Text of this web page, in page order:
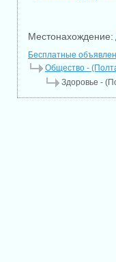
Местонахождение:
Бесплатные
Общество -
Здоровье -